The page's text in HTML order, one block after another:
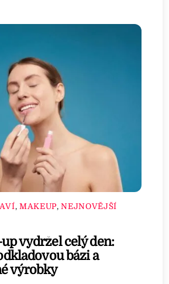
, MAKEUP,NEJNOVĚJŠÍ
vydržel celý den:
bázi a
výrobky